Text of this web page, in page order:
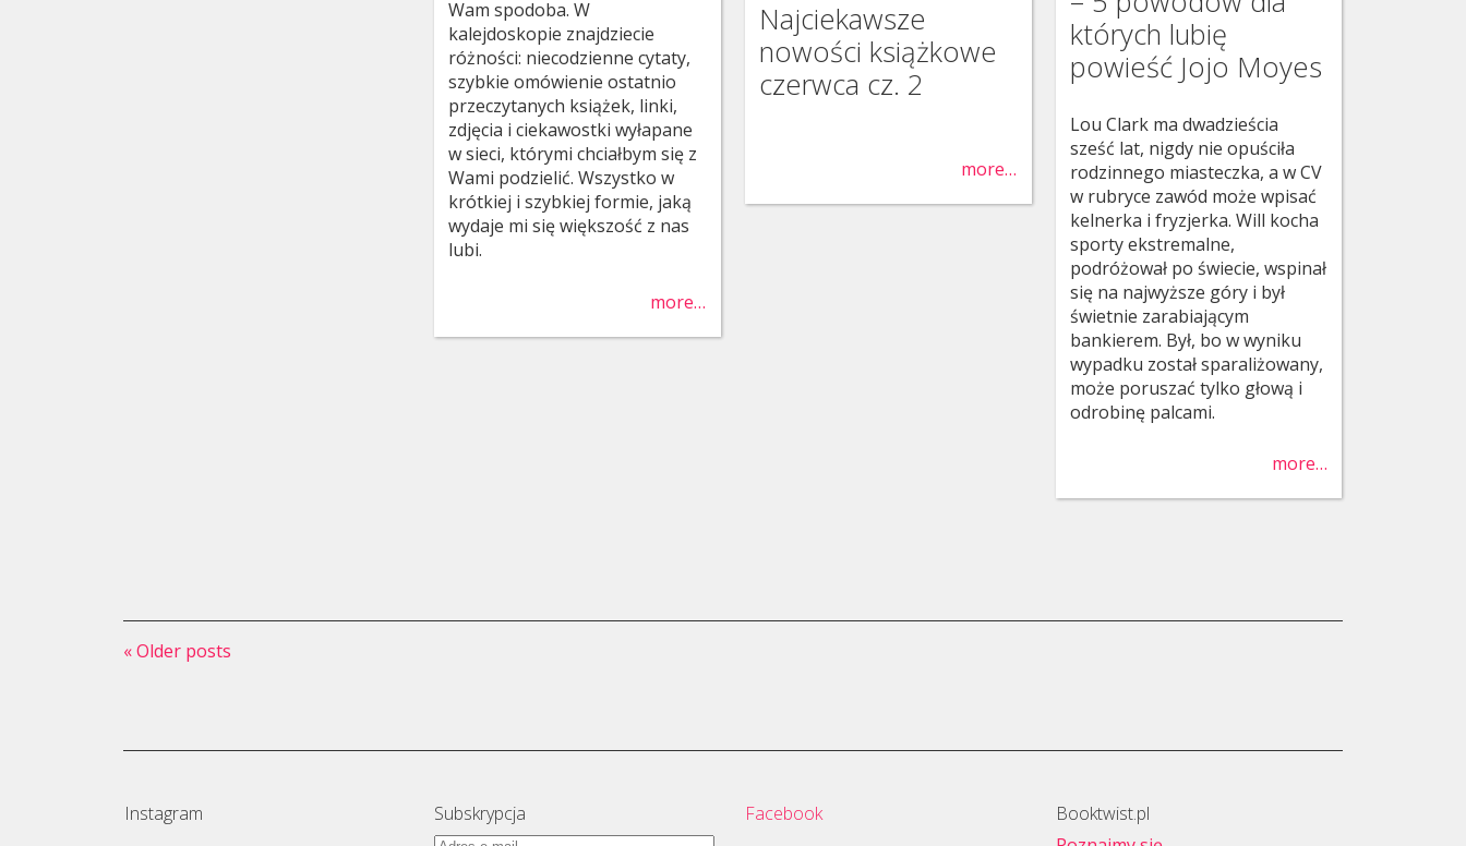
Wam spodoba. W
kalejdoskopie znajdziecie
różności: niecodzienne cytaty,
szybkie omówienie ostatnio
przeczytanych książek, linki,
zdjęcia i ciekawostki wyłapane
w sieci, którymi chciałbym się z
Wami podzielić. Wszystko w
krótkiej i szybkiej formie, jaką
wydaje mi się większość z nas
lubi.
more…
Najciekawsze
nowości książkowe
czerwca cz. 2
more…
których lubię
powieść Jojo Moyes
Lou Clark ma dwadzieścia
sześć lat, nigdy nie opuściła
rodzinnego miasteczka, a w CV
w rubryce zawód może wpisać
kelnerka i fryzjerka. Will kocha
sporty ekstremalne,
podróżował po świecie, wspinał
się na najwyższe góry i był
świetnie zarabiającym
bankierem. Był, bo w wyniku
wypadku został sparaliżowany,
może poruszać tylko głową i
odrobinę palcami.
more…
« Older posts
Instagram
Subskrypcja
Facebook
Booktwist.pl